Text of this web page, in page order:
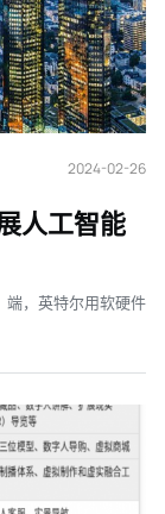
2024-02-26
人工智能
端，英特尔用软硬件